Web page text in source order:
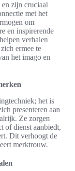
zijn cruciaal
met het
om
en inspirerende
verhalen
ermee te
het imago en
het is
presenteren aan
Ze zorgen
of dienst aanbiedt,
Dit verhoogt de
merktrouw.